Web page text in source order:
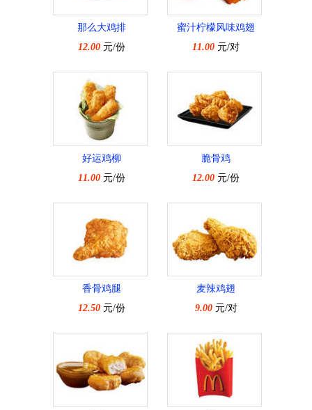
那么大鸡排
12.00 元/份
蜜汁柠檬风味鸡翅
11.00 元/对
好运鸡柳
11.00 元/份
脆骨鸡
12.00 元/份
香骨鸡腿
12.50 元/份
麦辣鸡翅
9.00元/对